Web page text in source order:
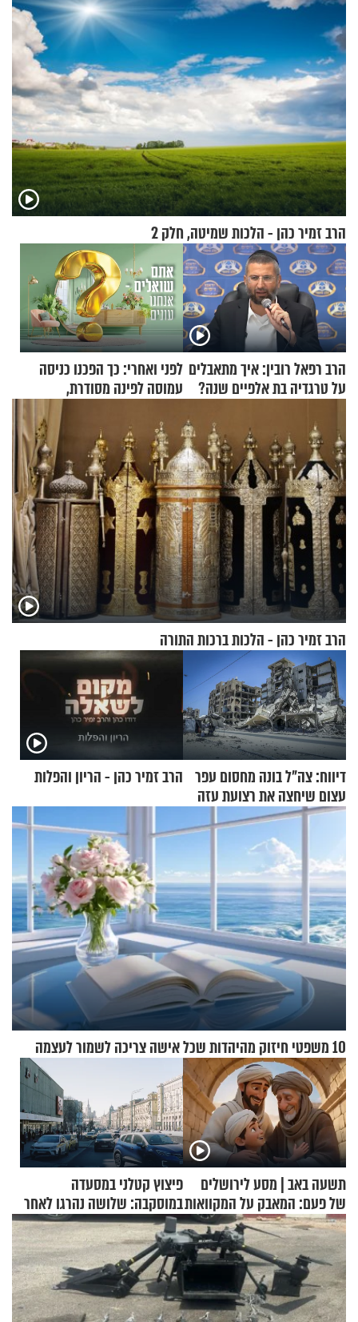
הרב זמיר כהן - הלכות שמיטה, חלק 2
הרב רפאל רובין: איך מתאבלים
על טרגדיה בת אלפיים שנה?
לפני ואחרי: כך הפכנו כניסה
עמוסה לפינה מסודרת,
הרב זמיר כהן - הלכות ברכות התורה
דיווח: צה"ל בונה מחסום עפר
עצום שיחצה את רצועת עזה
לשניים
הרב זמיר כהן - הריון והפלות
10 משפטי חיזוק מהיהדות שכל אישה צריכה לשמור לעצמה
תשעה באב | מסע לירושלים
של פעם: המאבק על המקוואות
פיצוץ קטלני במסעדה
במוסקבה: שלושה נהרגו לאחר
שמטען שנשאה אישה התפוצץ